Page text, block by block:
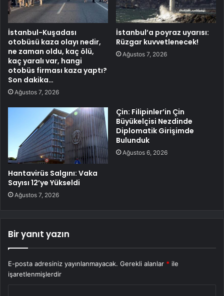
İstanbul-Kuşadası
otobüsü kaza olayı nedir,
ne zaman oldu, kaç ölü,
kaç yaralı var, hangi
otobüs firması kaza yaptı?
Son dakika…
Ağustos 7, 2026
İstanbul’a poyraz uyarısı:
Rüzgar kuvvetlenecek!
Ağustos 7, 2026
Hantavirüs Salgını: Vaka
Sayısı 12’ye Yükseldi
Ağustos 7, 2026
Çin: Filipinler’in Çin
Büyükelçisi Nezdinde
Diplomatik Girişimde
Bulunduk
Ağustos 6, 2026
Bir yanıt yazın
E-posta adresiniz yayınlanmayacak. Gerekli alanlar * ile
işaretlenmişlerdir